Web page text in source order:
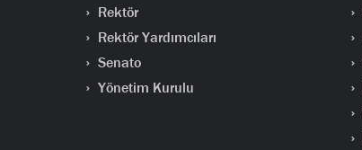
Rektör
Rektör Yardımcıları
Senato
Yönetim Kurulu